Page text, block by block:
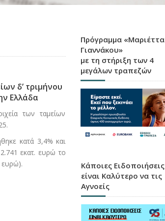
δ’ τριμήνου
Ελλάδα
των ταμείων
κατά 3,4% και
εκατ. ευρώ το
ευρώ).
Πρόγραμμα «Μαριέττα
Γιαννάκου»
με τη στήριξη των 4
μεγάλων τραπεζών
Κάποιες Ειδοποιήσεις
είναι Καλύτερο να τις
Αγνοείς